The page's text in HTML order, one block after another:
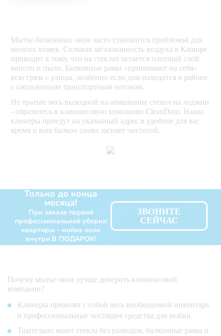
Мытье балконных окон часто становится проблемой для
многих хозяек. Сильная загазованность воздуха в Кашире
приводит к тому, что на стеклах остается плотный слой
копоти и пыли. Балконные рамы «принимают на себя»
всю грязь с улицы, особенно если дом находится в районе
с оживленным транспортным потоком.
Не тратьте весь выходной на отмывание стекол на лоджии
- обратитесь в клининговую компанию CleanDom. Наши
клинеры приедут на указанный адрес в удобное для вас
время и ваш балкон снова засияет чистотой.
Только до конца
месяца!
При заказе первой
профессиональной уборки
квартиры - мойка окон
внутри В ПОДАРОК!
ЗВОНИТЕ
СЕЙЧАС
Почему мытье окон лучше доверить клининговой
компании?
Клинеры привозят с собой весь необходимый инвентарь
и профессиональные чистящие средства для мойки.
Тщательно моют стекла без разводов, балконные рамы и